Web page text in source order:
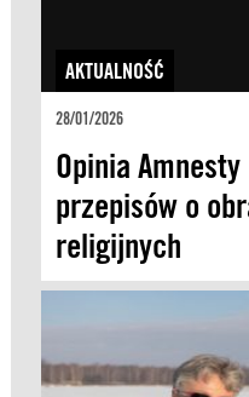
AKTUALNOŚĆ
28/01/2026
Opinia
przepisów o
religijnych